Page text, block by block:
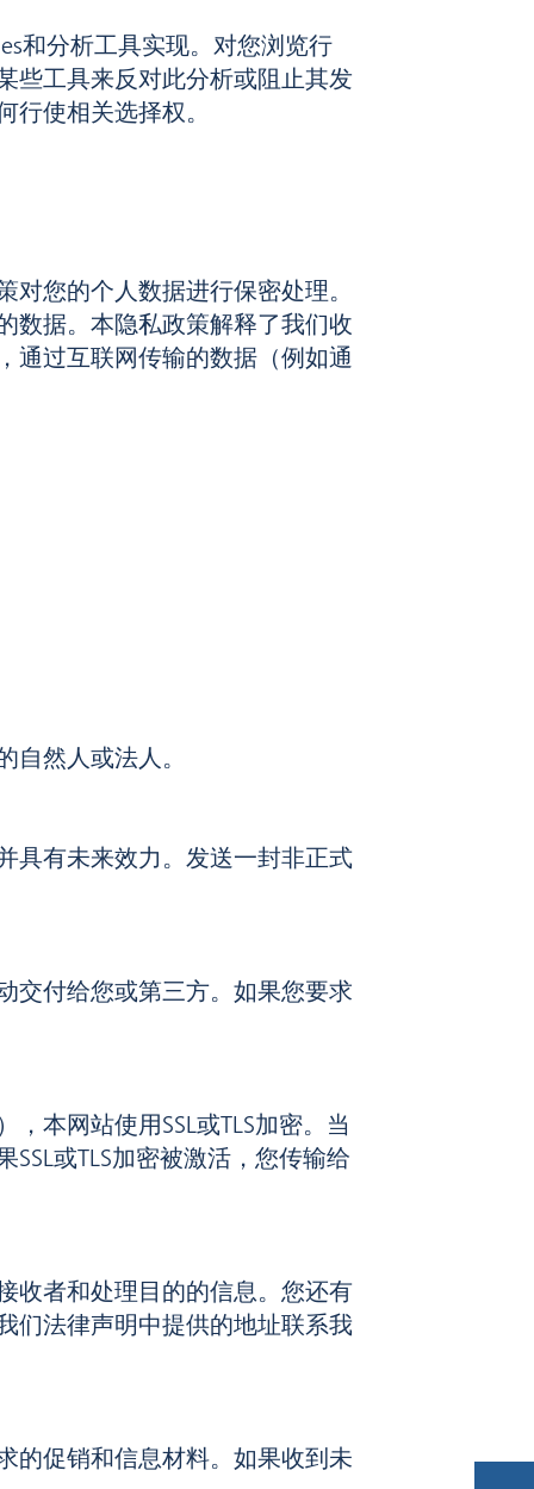
和分析工具实现。对您浏览行
些工具来反对此分析或阻止其发
使相关选择权。
您的个人数据进行保密处理。
数据。本隐私政策解释了我们收
通过互联网传输的数据（例如通
然人或法人。
具有未来效力。发送一封非正式
交付给您或第三方。如果您要求
本网站使用SSL或TLS加密。当
或TLS加密被激活，您传输给
收者和处理目的的信息。您还有
们法律声明中提供的地址联系我
的促销和信息材料。如果收到未